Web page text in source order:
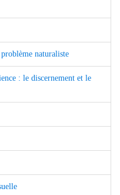
naturaliste
: le discernement et le